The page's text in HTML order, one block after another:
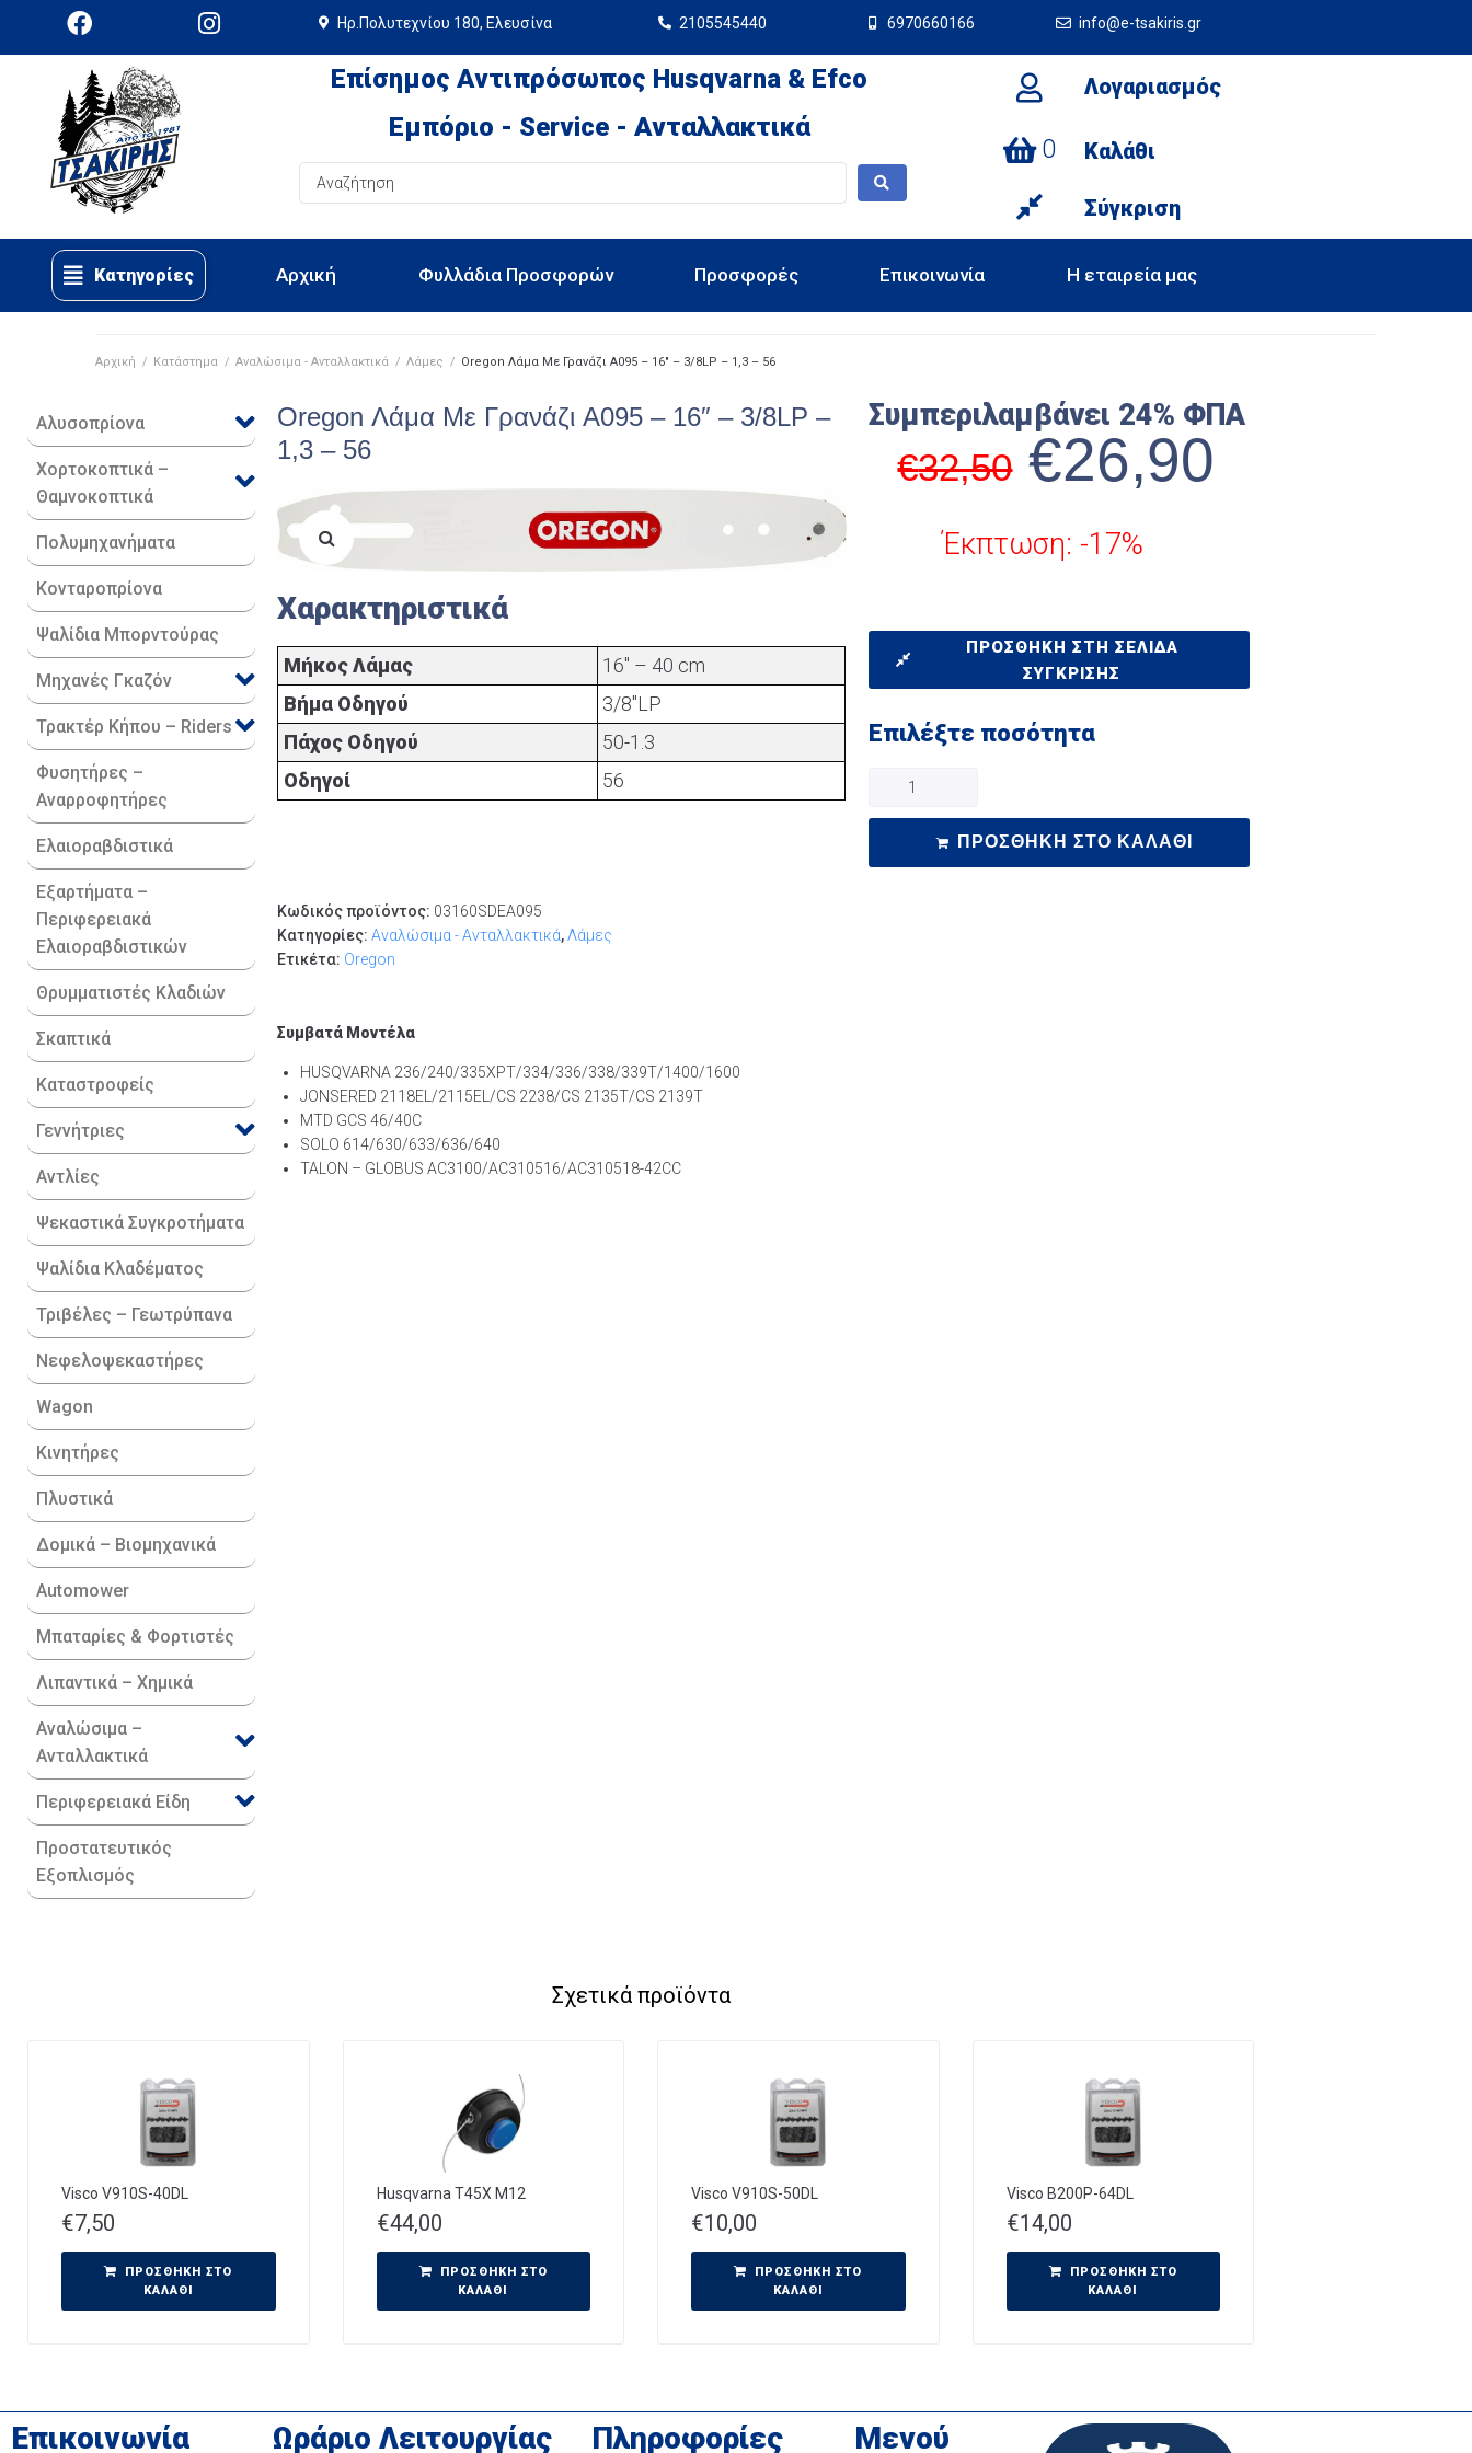
Ηρ.Πολυτεχνίου 180, Ελευσίνα 2105545440 6970660166 info@e-tsakiris.gr
Επίσημος Αντιπρόσωπος Husqvarna & Efco
Εμπόριο - Service - Ανταλλακτικά
0
Λογαριασμός
Καλάθι
Σύγκριση
Κατηγορίες Αρχική Φυλλάδια Προσφορών Προσφορές Επικοινωνία Η εταιρεία μας
Αρχική / Κατάστημα / Αναλώσιμα - Ανταλλακτικά / Λάμες / Oregon Λάμα Με Γρανάζι A095 – 16″ – 3/8LP – 1,3 – 56
Αλυσοπρίονα
Χορτοκοπτικά –
Θαμνοκοπτικά
Πολυμηχανήματα
Κονταροπρίονα
Ψαλίδια Μπορντούρας
Μηχανές Γκαζόν
Τρακτέρ Κήπου – Riders
Φυσητήρες –
Αναρροφητήρες
Ελαιοραβδιστικά
Εξαρτήματα –
Περιφερειακά
Ελαιοραβδιστικών
Θρυμματιστές Κλαδιών
Σκαπτικά
Καταστροφείς
Γεννήτριες
Αντλίες
Ψεκαστικά Συγκροτήματα
Ψαλίδια Κλαδέματος
Τριβέλες – Γεωτρύπανα
Νεφελοψεκαστήρες
Wagon
Κινητήρες
Πλυστικά
Δομικά – Βιομηχανικά
Automower
Μπαταρίες & Φορτιστές
Λιπαντικά – Χημικά
Αναλώσιμα –
Ανταλλακτικά
Περιφερειακά Είδη​
Προστατευτικός
Εξοπλισμός
Oregon Λάμα Με Γρανάζι A095 – 16″ – 3/8LP –
1,3 – 56
Χαρακτηριστικά
Μήκος Λάμας
16" – 40 cm
Βήμα Οδηγού
3/8"LP
Πάχος Οδηγού
50-1.3
Οδηγοί
56
Κωδικός προϊόντος: 03160SDEA095
Κατηγορίες:Αναλώσιμα - Ανταλλακτικά,Λάμες
Ετικέτα: Oregon
Συμβατά Μοντέλα
HUSQVARNA 236/240/335XPT/334/336/338/339T/1400/1600
JONSERED 2118EL/2115EL/CS 2238/CS 2135T/CS 2139T
MTD GCS 46/40C
SOLO 614/630/633/636/640
TALON – GLOBUS AC3100/AC310516/AC310518-42CC
Συμπεριλαμβάνει 24% ΦΠΑ
€32,50 €26,90
Έκπτωση: -17%
ΠΡΟΣΘΉΚΗ ΣΤΗ ΣΕΛΊΔΑ
ΣΎΓΚΡΙΣΗΣ
Επιλέξτε ποσότητα
ΠΡΟΣΘΉΚΗ ΣΤΟ ΚΑΛΆΘΙ
Σχετικά προϊόντα
Visco V910S-40DL
€7,50
ΠΡΟΣΘΉΚΗ ΣΤΟ
ΚΑΛΆΘΙ
Husqvarna T45X M12
€44,00
ΠΡΟΣΘΉΚΗ ΣΤΟ
ΚΑΛΆΘΙ
Visco V910S-50DL
€10,00
ΠΡΟΣΘΉΚΗ ΣΤΟ
ΚΑΛΆΘΙ
Visco B200P-64DL
€14,00
ΠΡΟΣΘΉΚΗ ΣΤΟ
ΚΑΛΆΘΙ
Επικοινωνία Ωράριο Λειτουργίας Πληροφορίες Μενού